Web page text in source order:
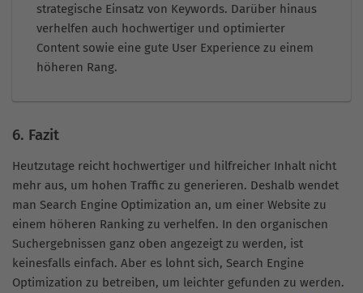
strategische Einsatz von Keywords. Darüber hinaus
verhelfen auch hochwertiger und optimierter
Content sowie eine gute User Experience zu einem
höheren Rang.
6. Fazit
Heutzutage reicht hochwertiger und hilfreicher Inhalt nicht
mehr aus, um hohen Traffic zu generieren. Deshalb wendet
man Search Engine Optimization an, um einer Website zu
einem höheren Ranking zu verhelfen. In den organischen
Suchergebnissen ganz oben angezeigt zu werden, ist
keinesfalls einfach. Aber es lohnt sich, Search Engine
Optimization zu betreiben, um leichter gefunden zu werden.